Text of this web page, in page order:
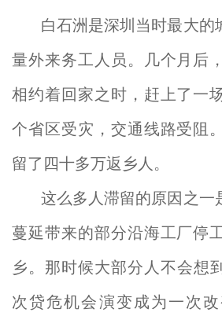
白石洲是深圳当时最大的
量外来务工人员。几个月后
相约着回家之时，赶上了一
个省区受灾，交通线路受阻
留了四十多万返乡人。
这么多人滞留的原因之一
蔓延带来的部分沿海工厂停
乡。那时候大部分人不会想
次贷危机会演变成为一次